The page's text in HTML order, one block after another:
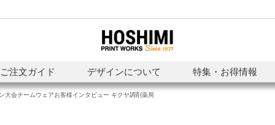
ご注文ガイド デザインについて 特集・お得情報
大会チームウェアお客様インタビュー キクヤ調剤薬局